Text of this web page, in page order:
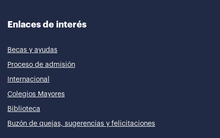
Enlaces de interés
Becas y ayudas
Proceso de admisión
Internacional
Colegios Mayores
Biblioteca
Buzón de quejas, sugerencias y felicitaciones